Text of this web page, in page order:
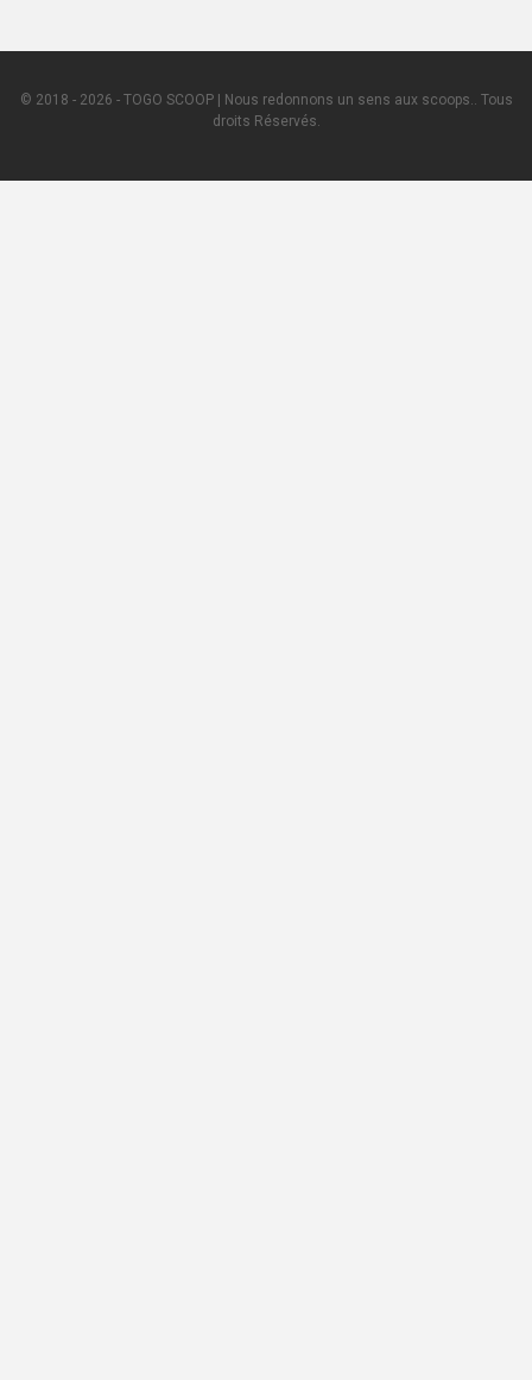
© 2018 - 2026 - TOGO SCOOP | Nous redonnons un sens aux scoops.. Tous
droits Réservés.